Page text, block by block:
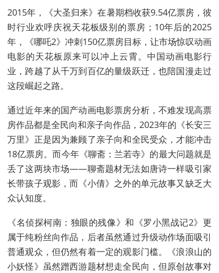
2015年，《大圣归来》在暑期档收获9.54亿票房，彼
时行业欢呼庆祝天花板级别的票房；10年后的2025
年，《哪吒2》冲刺150亿票房目标，让市场惊叹动画
电影的天花板原来可以冲上云霄。中国动画电影行
业，跨越了从千万到百亿的量级跃迁，也陪国漫走过
这段崛起之路。
通过近年来的国产动画电影票房分析，不难发现高票
房作品都是全民向和亲子向作品，2023年的《长安三
万里》正是因为兼顾了亲子向和全民受众，才能冲击
18亿票房。而今年《聊斋：兰若寺》的最大问题就是
丢了这两块市场——聊斋题材无法如唐诗一样吸引家
长带孩子观影，而《小倩》之外的单元故事又缺乏大
众认知度。
《名侦探柯南：独眼的残像》和《罗小黑战记2》更
属于纯粉丝向作品，后者虽然通过升级动作场面吸引
普通观众，但仍然有着一定的观影门槛。《浪浪山的
小妖怪》虽然蹭西游题材想走全民向，但原创故事对